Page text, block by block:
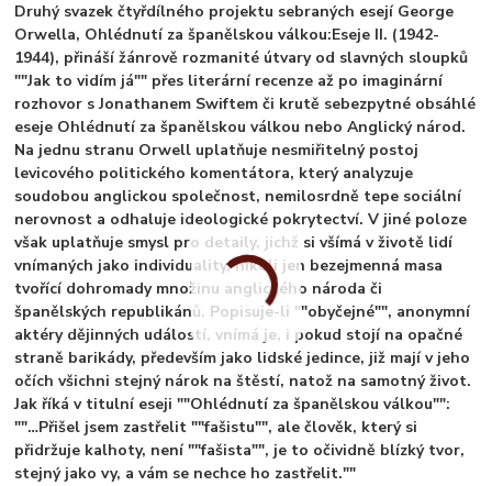
Druhý svazek čtyřdílného projektu sebraných esejí George
Orwella, Ohlédnutí za španělskou válkou:Eseje II. (1942-
1944), přináší žánrově rozmanité útvary od slavných sloupků
""Jak to vidím já"" přes literární recenze až po imaginární
rozhovor s Jonathanem Swiftem či krutě sebezpytné obsáhlé
eseje Ohlédnutí za španělskou válkou nebo Anglický národ.
Na jednu stranu Orwell uplatňuje nesmiřitelný postoj
levicového politického komentátora, který analyzuje
soudobou anglickou společnost, nemilosrdně tepe sociální
nerovnost a odhaluje ideologické pokrytectví. V jiné poloze
však uplatňuje smysl pro detaily, jichž si všímá v životě lidí
vnímaných jako individuality, nikoli jen bezejmenná masa
tvořící dohromady množinu anglického národa či
španělských republikánů. Popisuje-li ""obyčejné"", anonymní
aktéry dějinných událostí, vnímá je, i pokud stojí na opačné
straně barikády, především jako lidské jedince, již mají v jeho
očích všichni stejný nárok na štěstí, natož na samotný život.
Jak říká v titulní eseji ""Ohlédnutí za španělskou válkou"":
""…Přišel jsem zastřelit ""fašistu"", ale člověk, který si
přidržuje kalhoty, není ""fašista"", je to očividně blízký tvor,
stejný jako vy, a vám se nechce ho zastřelit.""